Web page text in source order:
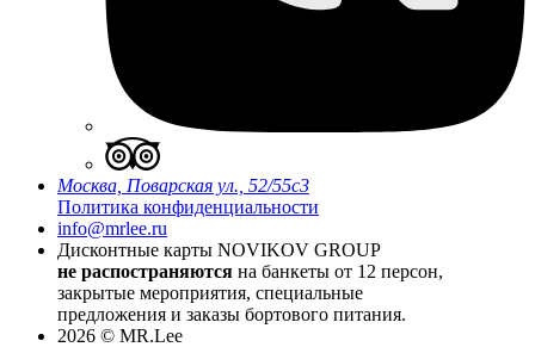
Москва, Поварская ул., 52/55с3
Политика конфиденциальности
info@mrlee.ru
Дисконтные карты NOVIKOV GROUP
не распостраняются на банкеты от 12 персон,
закрытые мероприятия, специальные
предложения и заказы бортового питания.
2026 © MR.Lee